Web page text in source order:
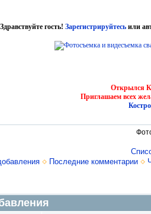
Здравствуйте гость! Зарегистрируйтесьили
Открылся
Приглашаем всех
Последние комментарии